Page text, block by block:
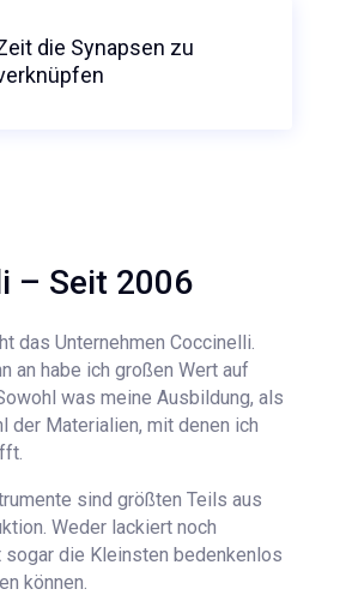
die Synapsen zu
– Seit 2006
das Unternehmen Coccinelli.
an habe ich großen Wert auf
was meine Ausbildung, als
der Materialien, mit denen ich
sind größten Teils aus
Weder lackiert noch
sogar die Kleinsten bedenkenlos
können.